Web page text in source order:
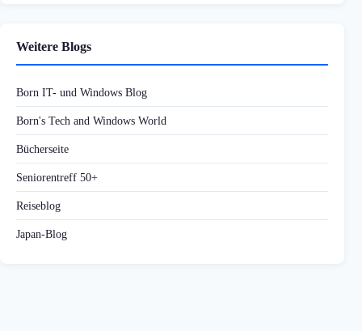
Weitere Blogs
Born IT- und Windows Blog
Born's Tech and Windows World
Bücherseite
Seniorentreff 50+
Reiseblog
Japan-Blog